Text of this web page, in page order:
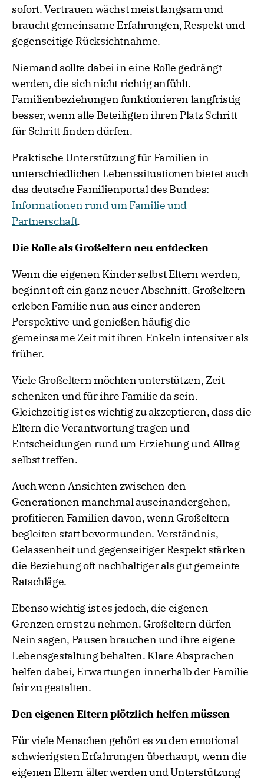
sofort. Vertrauen wächst meist langsam und
braucht gemeinsame Erfahrungen, Respekt und
gegenseitige Rücksichtnahme.
Niemand sollte dabei in eine Rolle gedrängt
werden, die sich nicht richtig anfühlt.
Familienbeziehungen funktionieren langfristig
besser, wenn alle Beteiligten ihren Platz Schritt
für Schritt finden dürfen.
Praktische Unterstützung für Familien in
unterschiedlichen Lebenssituationen bietet auch
das deutsche Familienportal des Bundes:
Informationen rund um Familie und
Partnerschaft.
Die Rolle als Großeltern neu entdecken
Wenn die eigenen Kinder selbst Eltern werden,
beginnt oft ein ganz neuer Abschnitt. Großeltern
erleben Familie nun aus einer anderen
Perspektive und genießen häufig die
gemeinsame Zeit mit ihren Enkeln intensiver als
früher.
Viele Großeltern möchten unterstützen, Zeit
schenken und für ihre Familie da sein.
Gleichzeitig ist es wichtig zu akzeptieren, dass die
Eltern die Verantwortung tragen und
Entscheidungen rund um Erziehung und Alltag
selbst treffen.
Auch wenn Ansichten zwischen den
Generationen manchmal auseinandergehen,
profitieren Familien davon, wenn Großeltern
begleiten statt bevormunden. Verständnis,
Gelassenheit und gegenseitiger Respekt stärken
die Beziehung oft nachhaltiger als gut gemeinte
Ratschläge.
Ebenso wichtig ist es jedoch, die eigenen
Grenzen ernst zu nehmen. Großeltern dürfen
Nein sagen, Pausen brauchen und ihre eigene
Lebensgestaltung behalten. Klare Absprachen
helfen dabei, Erwartungen innerhalb der Familie
fair zu gestalten.
Den eigenen Eltern plötzlich helfen müssen
Für viele Menschen gehört es zu den emotional
schwierigsten Erfahrungen überhaupt, wenn die
eigenen Eltern älter werden und Unterstützung